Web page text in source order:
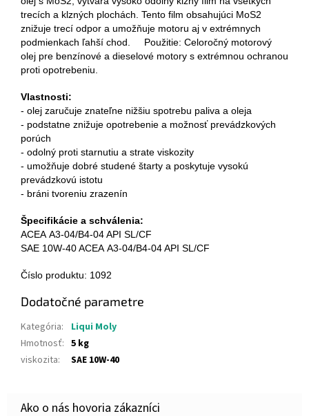
trecích a klzných plochách. Tento film obsahujúci MoS2
znižuje trecí odpor a umožňuje motoru aj v extrémnych
podmienkach ľahší chod. Použitie: Celoročný motorový
olej pre benzínové a dieselové motory s extrémnou ochranou
proti opotrebeniu.
Vlastnosti:
- olej zaručuje znateľne nižšiu spotrebu paliva a oleja
- podstatne znižuje opotrebenie a možnosť prevádzkových
porúch
- odolný proti starnutiu a strate viskozity
- umožňuje dobré studené štarty a poskytuje vysokú
prevádzkovú istotu
- bráni tvoreniu zrazenín
Špecifikácie a schválenia:
ACEA A3-04/B4-04 API SL/CF
SAE 10W-40 ACEA A3-04/B4-04 API SL/CF
Číslo produktu: 1092
Dodatočné parametre
Kategória:
Liqui Moly
Hmotnosť: 5 kg
viskozita: SAE 10W-40